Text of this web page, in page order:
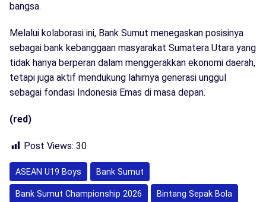
bangsa.
Melalui kolaborasi ini, Bank Sumut menegaskan posisinya
sebagai bank kebanggaan masyarakat Sumatera Utara yang
tidak hanya berperan dalam menggerakkan ekonomi daerah,
tetapi juga aktif mendukung lahirnya generasi unggul
sebagai fondasi Indonesia Emas di masa depan.
(red)
Post Views: 30
ASEAN U19 Boys Bank Sumut
Bank Sumut Championship 2026 Bintang Sepak Bola